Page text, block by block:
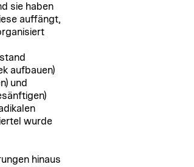
sie haben
auffängt,
aufbauen)
und
wurde
hinaus